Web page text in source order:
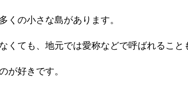
くの小さな島があります。
くても、地元では愛称などで呼ばれること
が好きです。